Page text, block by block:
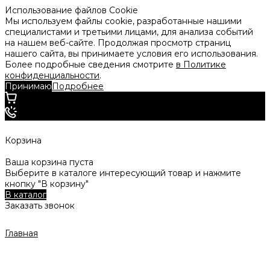
Использование файлов Cookie
Мы используем файлы cookie, разработанные нашими
специалистами и третьими лицами, для анализа событий
на нашем веб-сайте. Продолжая просмотр страниц
нашего сайта, вы принимаете условия его использования.
Более подробные сведения смотрите в Политике
конфиденциальности.
ПринимаюПодробнее
Корзина
Ваша корзина пуста
Выберите в каталоге интересующий товар и нажмите
кнопку "В корзину"
В каталог
Заказать звонок
Главная